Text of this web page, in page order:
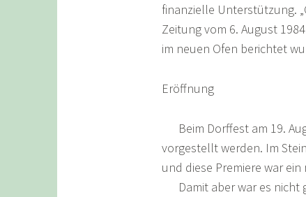
finanzielle Unterstützung.
Zeitung vom 6. August
im neuen Ofen berichtet
Eröffnung
Beim Dorffest am 19.
vorgestellt werden. Im
und diese Premiere war ein
Damit aber war es nicht